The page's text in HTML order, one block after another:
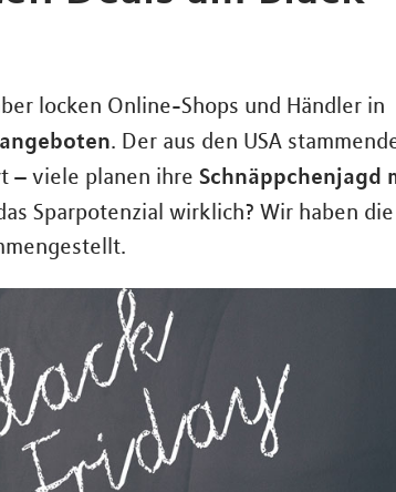
locken Online-Shops und Händler in
. Der aus den USA
– viele planen ihre Schnäppchenjagd
Sparpotenzial wirklich? Wir haben die